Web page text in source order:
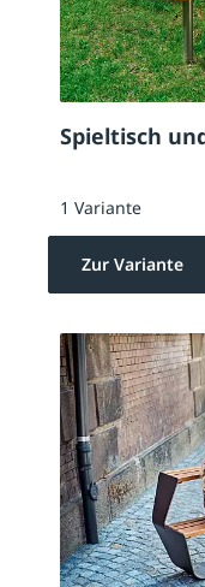
Spieltisch
1 Variante
Zur Variante